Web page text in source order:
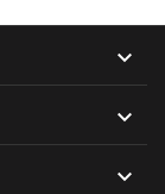


